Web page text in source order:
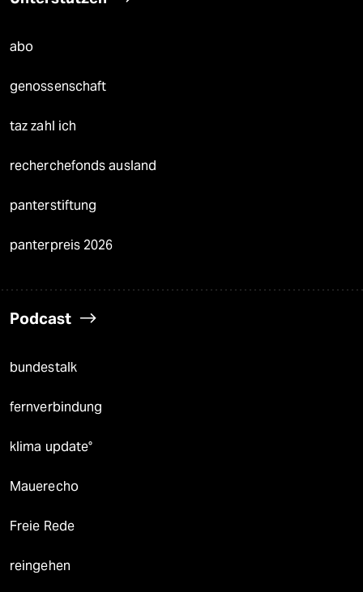
abo
genossenschaft
taz zahl ich
recherchefonds ausland
panterstiftung
panterpreis 2026
Podcast
bundestalk
fernverbindung
klima update°
Mauerecho
Freie Rede
reingehen